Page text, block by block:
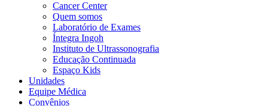
Cancer Center
Quem somos
Laboratório de Exames
Íntegra Ingoh
Instituto de Ultrassonografia
Educação Continuada
Espaço Kids
Unidades
Equipe Médica
Convênios